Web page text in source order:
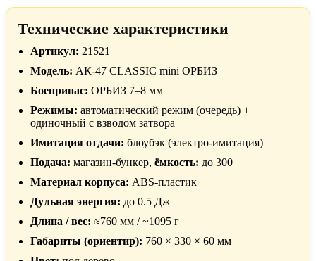
Технические характеристики
Артикул: 21521
Модель: АК-47 CLASSIC mini ОРБИЗ
Боеприпас: ОРБИЗ 7–8 мм
Режимы: автоматический режим (очередь) +
одиночный с взводом затвора
Имитация отдачи: блоубэк (электро-имитация)
Подача: магазин-бункер, ёмкость: до 300
Материал корпуса: ABS-пластик
Дульная энергия: до 0.5 Дж
Длина / вес: ≈760 мм / ~1095 г
Габариты (ориентир): 760 × 330 × 60 мм